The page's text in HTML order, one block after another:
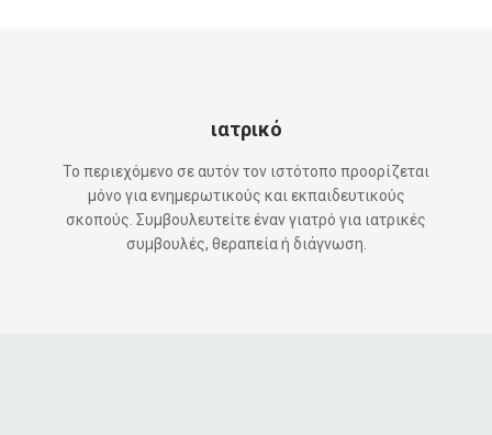
ιατρικό
Το περιεχόμενο σε αυτόν τον ιστότοπο προορίζεται
μόνο για ενημερωτικούς και εκπαιδευτικούς
σκοπούς. Συμβουλευτείτε έναν γιατρό για ιατρικές
συμβουλές, θεραπεία ή διάγνωση.